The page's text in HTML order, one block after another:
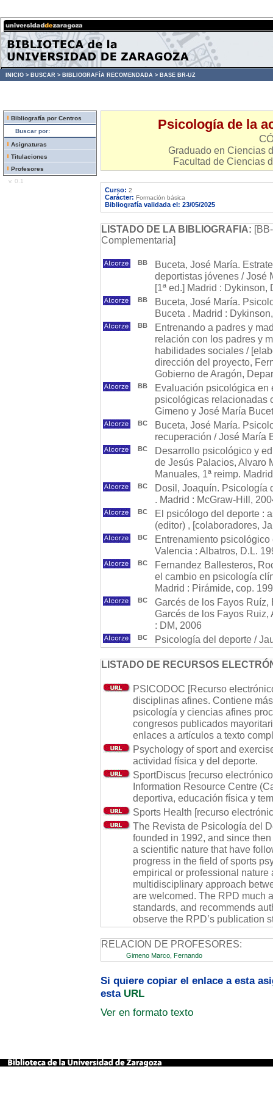
INICIO > BUSCAR > BIBLIOGRAFÍA RECOMENDADA > BASE BR-UZ
Bibliografía por Centros
Buscar por:
Asignaturas
Titulaciones
Profesores
v. 0.1
Psicología de la
Graduado en Ciencias
Facultad de Ciencias
Curso: 2
Carácter: Formación básica
Bibliografía validada el: 23/05/2025
LISTADO DE LA BIBLIOGRAFIA:
Complementaria]
BB
Buceta, José María.
deportistas jóvenes / José
[1ª ed.] Madrid : Dykinson,
BB
Buceta, José María.
Buceta . Madrid :
BB
Entrenando a padres y
relación con los padres y
habilidades sociales /
dirección del proyecto,
Gobierno de Aragón,
BB
Evaluación psicológica en
psicológicas relacionadas
Gimeno y José María
BC
Buceta, José María.
recuperación / José María
BC
Desarrollo psicológico y
de Jesús Palacios, Alvaro
Manuales, 1ª reimp.
BC
Dosil, Joaquín. Psicología
. Madrid : McGraw-Hill,
BC
El psicólogo del deporte :
(editor) , [colaboradores,
BC
Entrenamiento
Valencia : Albatros, D.L.
BC
Fernandez Ballesteros,
el cambio en psicología
Madrid : Pirámide, cop.
BC
Garcés de los Fayos Ruíz,
Garcés de los Fayos Ruiz,
: DM, 2006
BC Psicología del deporte /
LISTADO DE RECURSOS
PSICODOC [Recurso
disciplinas afines. Contiene
psicología y ciencias afines
congresos publicados
enlaces a artículos a texto
Psychology of sport and
actividad física y del deporte.
SportDiscus [recurso
Information Resource Centre
deportiva, educación física y
Sports Health [recurso
The Revista de Psicología del
founded in 1992, and since
a scientific nature that have
progress in the field of sports
empirical or professional
multidisciplinary approach
are welcomed. The RPD much
standards, and recommends
observe the RPD’s publication
RELACION DE PROFESORES:
Gimeno Marco, Fernando
Si quiere copiar el enlace a esta
esta URL
Ver en formato texto